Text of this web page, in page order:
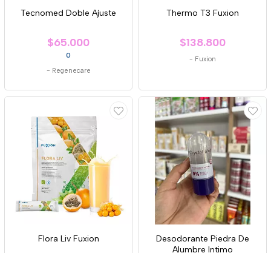
Tecnomed Doble Ajuste
$65.000
0
- Regenecare
Thermo T3 Fuxion
$138.800
- Fuxion
Flora Liv Fuxion
Desodorante Piedra De
Alumbre Intimo